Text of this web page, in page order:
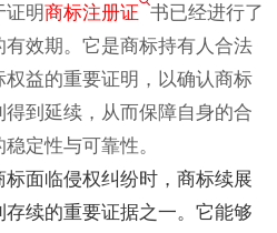
证明商标注册证 书已经进行了
效期。它是商标持有人合法
益的重要证明，以确认商标
到延续，从而保障自身的合
定性与可靠性。
标面临侵权纠纷时，商标续展
续的重要证据之一。它能够